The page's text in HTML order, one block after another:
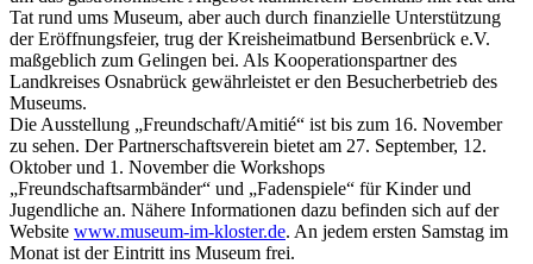
Tat rund ums Museum, aber auch durch finanzielle Unterstützung
der Eröffnungsfeier, trug der Kreisheimatbund Bersenbrück e.V.
maßgeblich zum Gelingen bei. Als Kooperationspartner des
Landkreises Osnabrück gewährleistet er den Besucherbetrieb des
Museums.
Die Ausstellung „Freundschaft/Amitié“ ist bis zum 16. November
zu sehen. Der Partnerschaftsverein bietet am 27. September, 12.
Oktober und 1. November die Workshops
„Freundschaftsarmbänder“ und „Fadenspiele“ für Kinder und
Jugendliche an. Nähere Informationen dazu befinden sich auf der
Website www.museum-im-kloster.de. An jedem ersten Samstag im
Monat ist der Eintritt ins Museum frei.